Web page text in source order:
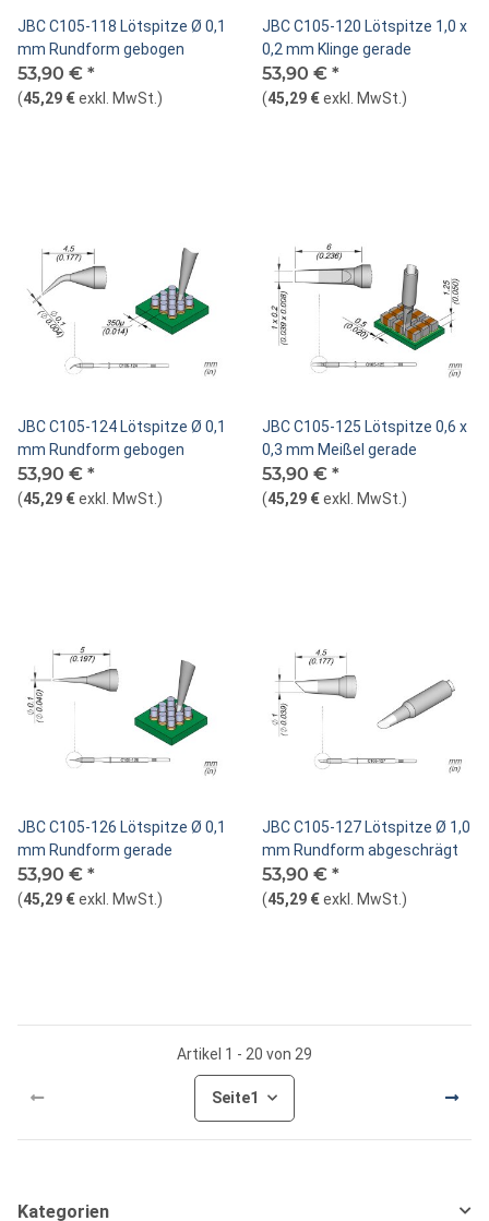
JBC C105-118 Lötspitze Ø 0,1
mm Rundform gebogen
53,90 € *
(45,29 €exkl. MwSt. )
JBC C105-120 Lötspitze 1,0 x
0,2 mm Klinge gerade
53,90 € *
(45,29 €exkl. MwSt. )
JBC C105-124 Lötspitze Ø 0,1
mm Rundform gebogen
53,90 € *
(45,29 €exkl. MwSt. )
JBC C105-125 Lötspitze 0,6 x
0,3 mm Meißel gerade
53,90 € *
(45,29 €exkl. MwSt. )
JBC C105-126 Lötspitze Ø 0,1
mm Rundform gerade
53,90 € *
(45,29 €exkl. MwSt. )
JBC C105-127 Lötspitze Ø 1,0
mm Rundform abgeschrägt
53,90 € *
(45,29 €exkl. MwSt. )
Artikel 1 - 20 von 29
Seite1
Kategorien